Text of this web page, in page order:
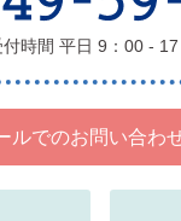
付時間 平日 9：00 - 17
ルでのお問い合わ